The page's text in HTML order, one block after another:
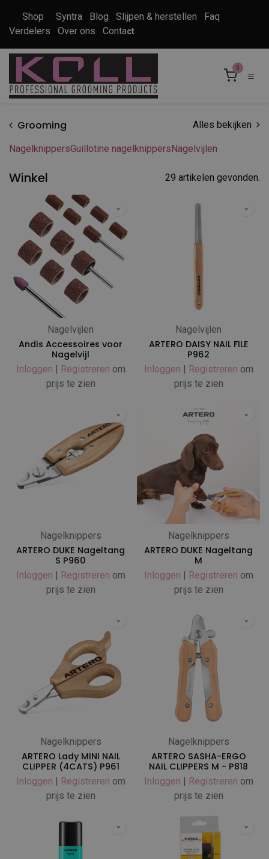
Shop Syntra Blog Slijpen & herstellen
Faq
Verdelers
Over ons Contact
0
Grooming Alles bekijken
NagelknippersGuillotine nagelknippersNagelvijlen
Winkel 29 artikelen gevonden.
Nagelvijlen
Andis Accessoires voor
Nagelvijl
Inloggen | Registreren om
prijs te zien
Nagelvijlen
ARTERO DAISY NAIL FILE
P962
Inloggen | Registreren om
prijs te zien
Nagelknippers
ARTERO DUKE Nageltang
S P960
Inloggen | Registreren om
prijs te zien
Nagelknippers
ARTERO DUKE Nageltang
M
Inloggen | Registreren om
prijs te zien
Nagelknippers
ARTERO Lady MINI NAIL
CLIPPER (4CATS) P961
Inloggen | Registreren om
prijs te zien
Nagelknippers
ARTERO SASHA-ERGO
NAIL CLIPPERS M - P818
Inloggen | Registreren om
prijs te zien